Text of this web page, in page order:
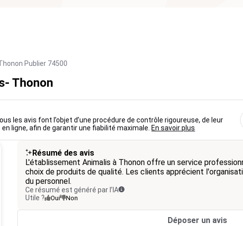
Publier 74500
Thonon
les avis font l’objet d’une procédure de contrôle rigoureuse, de leur
ligne, afin de garantir une fiabilité maximale. En savoir plus
Résumé des avis
L'établissement Animalis à Thonon offre un service
choix de produits de qualité. Les clients apprécient
du personnel.
Ce résumé est généré par l’IA
Utile ?
Oui Non
Déposer un avis